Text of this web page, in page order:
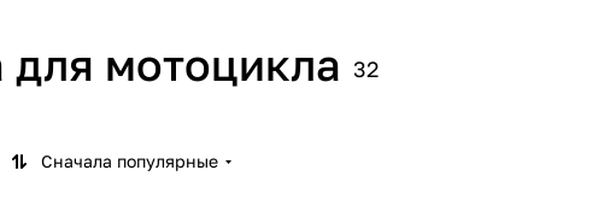
мотоцикла 32
Сначала популярные